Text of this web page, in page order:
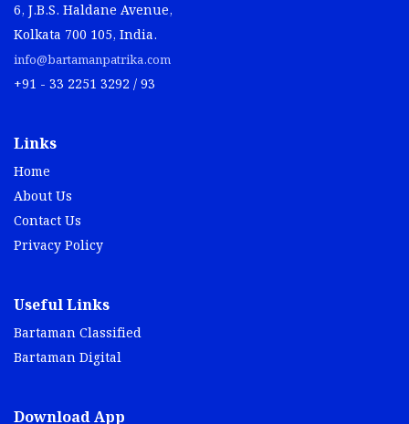
6, J.B.S. Haldane Avenue,
Kolkata 700 105, India.
info@bartamanpatrika.com
+91 - 33 2251 3292 / 93
Links
Home
About Us
Contact Us
Privacy Policy
Useful Links
Bartaman Classified
Bartaman Digital
Download App